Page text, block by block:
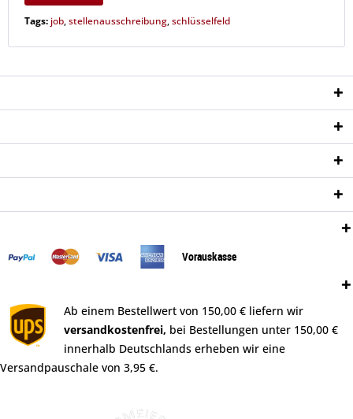
Tags: job,stellenausschreibung,schlüsselfeld
Vorauskasse
Ab einem Bestellwert von 150,00 € liefern wir
versandkostenfrei, bei Bestellungen unter 150,00 €
innerhalb Deutschlands erheben wir eine
Versandpauschale von 3,95 €.